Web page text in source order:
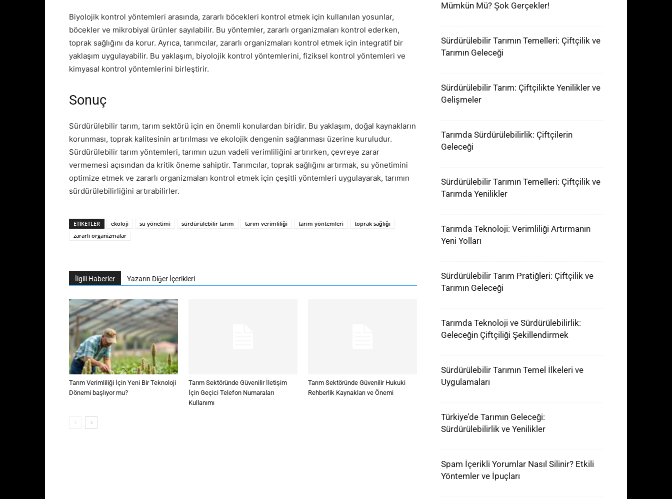
Biyolojik kontrol yöntemleri arasında, zararlı böcekleri kontrol etmek için kullanılan yosunlar,
böcekler ve mikrobiyal ürünler sayılabilir. Bu yöntemler, zararlı organizmaları kontrol ederken,
toprak sağlığını da korur. Ayrıca, tarımcılar, zararlı organizmaları kontrol etmek için integratif bir
yaklaşım uygulayabilir. Bu yaklaşım, biyolojik kontrol yöntemlerini, fiziksel kontrol yöntemleri ve
kimyasal kontrol yöntemlerini birleştirir.
Sonuç
Sürdürülebilir tarım, tarım sektörü için en önemli konulardan biridir. Bu yaklaşım, doğal kaynakların
korunması, toprak kalitesinin artırılması ve ekolojik dengenin sağlanması üzerine kuruludur.
Sürdürülebilir tarım yöntemleri, tarımın uzun vadeli verimliliğini artırırken, çevreye zarar
vermemesi açısından da kritik öneme sahiptir. Tarımcılar, toprak sağlığını artırmak, su yönetimini
optimize etmek ve zararlı organizmaları kontrol etmek için çeşitli yöntemleri uygulayarak, tarımın
sürdürülebilirliğini artırabilirler.
ETIKETLER ekoloji su yönetimi sürdürülebilir tarım tarım verimliliği tarım yöntemleri
toprak sağlığı
zararlı organizmalar
İlgili Haberler Yazarın Diğer İçerikleri
Tarım Verimliliği İçin Yeni Bir Teknoloji
Dönemi başlıyor mu?
Tarım Sektöründe Güvenilir İletişim
İçin Geçici Telefon Numaraları
Kullanımı
Tarım Sektöründe Güvenilir Hukuki
Rehberlik Kaynakları ve Önemi
Mümkün Mü? Şok Gerçekler!
Sürdürülebilir Tarımın Temelleri: Çiftçilik ve
Tarımın Geleceği
Sürdürülebilir Tarım: Çiftçilikte Yenilikler ve
Gelişmeler
Tarımda Sürdürülebilirlik: Çiftçilerin
Geleceği
Sürdürülebilir Tarımın Temelleri: Çiftçilik ve
Tarımda Yenilikler
Tarımda Teknoloji: Verimliliği Artırmanın
Yeni Yolları
Sürdürülebilir Tarım Pratiğleri: Çiftçilik ve
Tarımın Geleceği
Tarımda Teknoloji ve Sürdürülebilirlik:
Geleceğin Çiftçiliği Şekillendirmek
Sürdürülebilir Tarımın Temel İlkeleri ve
Uygulamaları
Türkiye’de Tarımın Geleceği:
Sürdürülebilirlik ve Yenilikler
Spam İçerikli Yorumlar Nasıl Silinir? Etkili
Yöntemler ve İpuçları